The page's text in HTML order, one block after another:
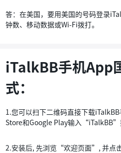
答：在美国，要用美国的号码登录
钟数、移动数据或Wi-Fi拨打。
iTalkBB手机App
式：
1.您可以扫下二维码直接下载
Store和Google Play输入“iTalkBB”
2.安装后, 先浏览“欢迎页面”, 并点击